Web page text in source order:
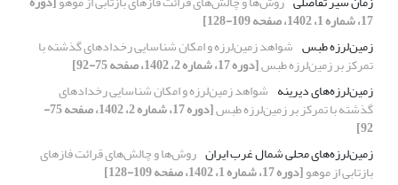
17، شماره 1، 1402، صفحه 109-128]
زمین‌لرزه طبس شواهد زمین‌لرزه و امکان شناسایی رخدادهای گذشته با
تمرکز بر زمین‌لرزه طبس[دوره 17، شماره 2، 1402، صفحه 75-92]
زمین‌لرزه‌های دیرینه شواهد زمین‌لرزه و امکان شناسایی رخدادهای
گذشته با تمرکز بر زمین‌لرزه طبس [دوره 17، شماره 2، 1402، صفحه 75-
92]
زمین‌لرزه‌های محلی شمال غرب ایران روش‌ها و چالش‌های قرائت فازهای
بازتابی از موهو[دوره 17، شماره 1، 1402، صفحه 109-128]